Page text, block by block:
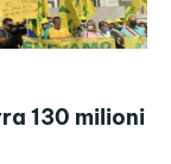
130 milioni